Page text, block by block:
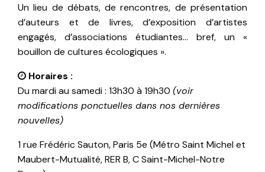
Un lieu de débats, de rencontres, de présentation
d’auteurs et de livres, d’exposition d’artistes
engagés, d’associations étudiantes… bref, un «
bouillon de cultures écologiques ».
Horaires :
Du mardi au samedi : 13h30 à 19h30 (voir
modifications ponctuelles dans nos dernières
nouvelles)
1 rue Frédéric Sauton, Paris 5e (Métro Saint Michel et
Maubert-Mutualité, RER B, C Saint-Michel-Notre